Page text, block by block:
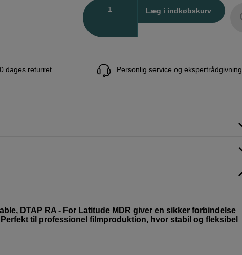
Læg i indkøbskurv
dages returret Personlig service og ekspertrådgivning
DTAP RA - For Latitude MDR giver en sikker forbindelse
til professionel filmproduktion, hvor stabil og fleksibel